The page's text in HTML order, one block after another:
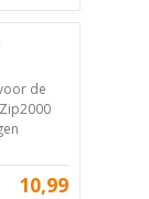
de
10,99